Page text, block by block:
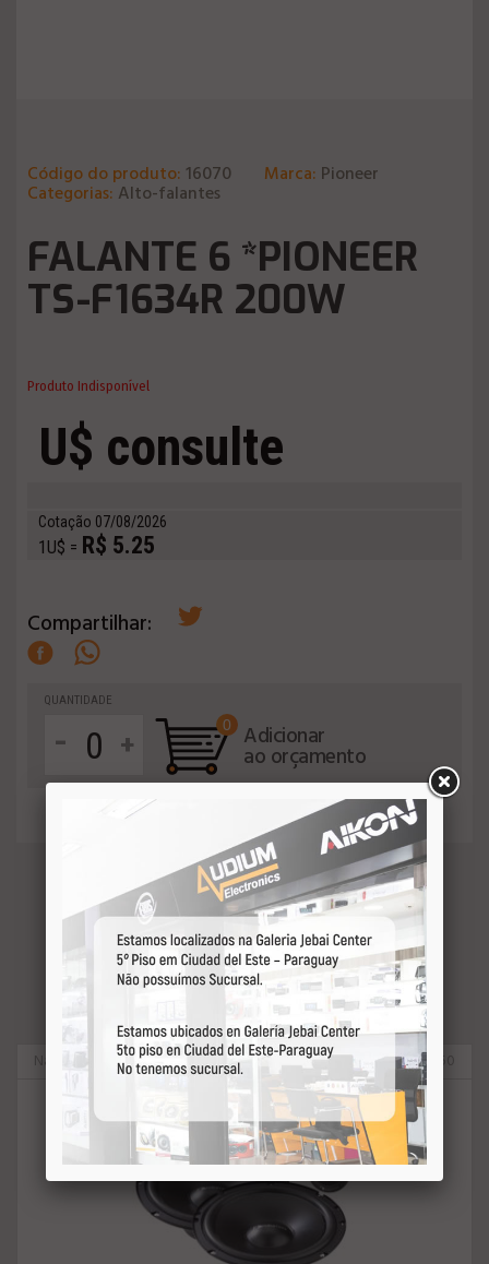
Código do produto: 16070 Marca: Pioneer
Categorias: Alto-falantes
FALANTE 6 *PIONEER
TS-F1634R 200W
Produto Indisponível
U$ consulte
Cotação 07/08/2026
1U$ = R$ 5.25
Compartilhar:
QUANTIDADE
- +
0 Adicionar
ao orçamento
VEJA MAIS
Nakamichi 90650